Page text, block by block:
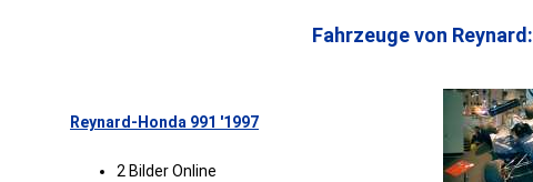
Fahrzeuge von Reynard:
Reynard-Honda 991 '1997
2 Bilder Online